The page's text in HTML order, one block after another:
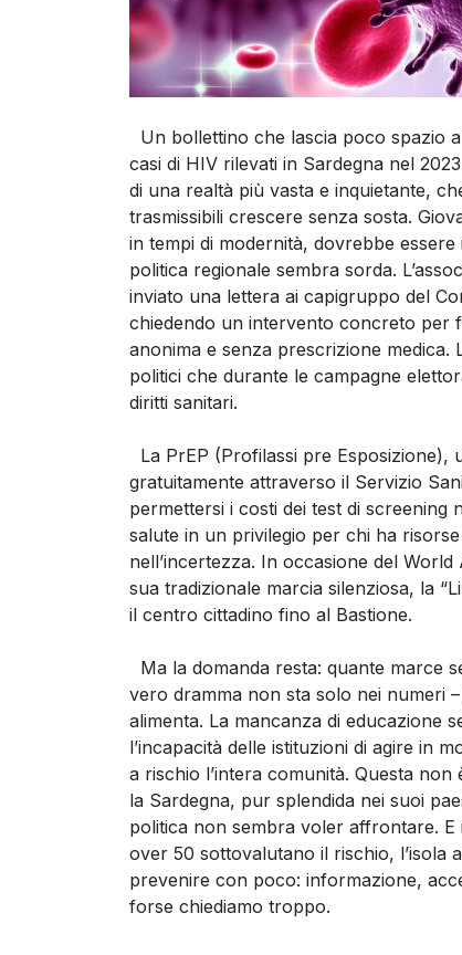
Un bollettino che lascia poco spazio
casi di HIV rilevati in Sardegna nel
di una realtà più vasta e inquietante,
trasmissibili crescere senza sosta.
in tempi di modernità, dovrebbe
politica regionale sembra sorda.
inviato una lettera ai capigruppo del
chiedendo un intervento concreto per
anonima e senza prescrizione
politici che durante le campagne
diritti sanitari.
La PrEP (Profilassi pre Esposizione),
gratuitamente attraverso il Servizio
permettersi i costi dei test di
salute in un privilegio per chi ha
nell’incertezza. In occasione del
sua tradizionale marcia silenziosa, la
il centro cittadino fino al Bastione.
Ma la domanda resta: quante marce
vero dramma non sta solo nei numeri
alimenta. La mancanza di educazione
l’incapacità delle istituzioni di agire in
a rischio l’intera comunità. Questa
la Sardegna, pur splendida nei suoi
politica non sembra voler affrontare.
over 50 sottovalutano il rischio, l’isola
prevenire con poco: informazione,
forse chiediamo troppo.